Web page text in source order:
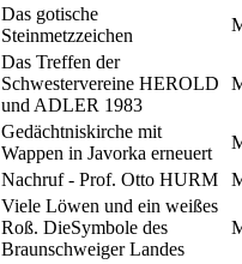
Das gotische
Steinmetzzeichen
Das Treffen der
Schwestervereine HEROLD
und ADLER 1983
Gedächtniskirche mit
Wappen in Javorka erneuert
Nachruf - Prof. Otto HURM
Viele Löwen und ein weißes
Roß. DieSymbole des
Braunschweiger Landes